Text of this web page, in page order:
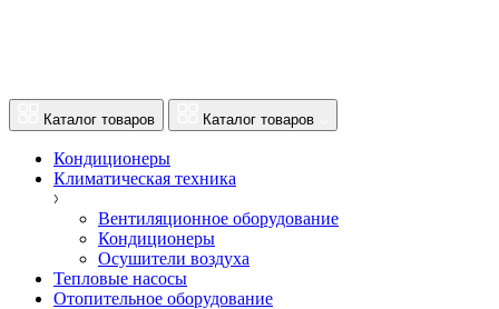
Каталог товаров Каталог товаров
Кондиционеры
Климатическая техника
Вентиляционное оборудование
Кондиционеры
Осушители воздуха
Тепловые насосы
Отопительное оборудование